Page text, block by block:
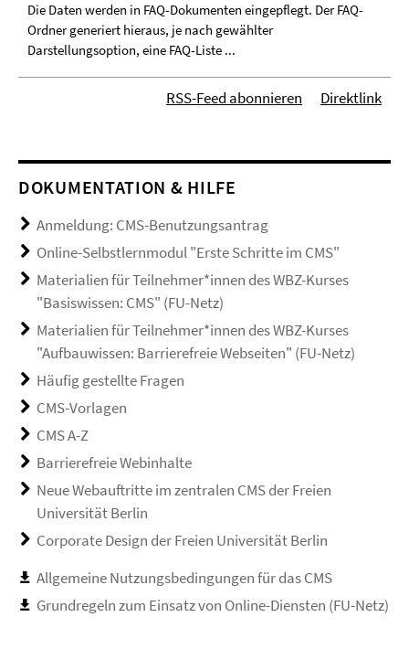
Die Daten werden in FAQ-Dokumenten eingepflegt. Der FAQ-
Ordner generiert hieraus, je nach gewählter
Darstellungsoption, eine FAQ-Liste ...
Direktlink
RSS-Feed abonnieren
DOKUMENTATION & HILFE
Anmeldung: CMS-Benutzungsantrag
Online-Selbstlernmodul "Erste Schritte im CMS"
Materialien für Teilnehmer*innen des WBZ-Kurses
"Basiswissen: CMS" (FU-Netz)
Materialien für Teilnehmer*innen des WBZ-Kurses
"Aufbauwissen: Barrierefreie Webseiten" (FU-Netz)
Häufig gestellte Fragen
CMS-Vorlagen
CMS A-Z
Barrierefreie Webinhalte
Neue Webauftritte im zentralen CMS der Freien
Universität Berlin
Corporate Design der Freien Universität Berlin
Allgemeine Nutzungsbedingungen für das CMS
Grundregeln zum Einsatz von Online-Diensten (FU-Netz)